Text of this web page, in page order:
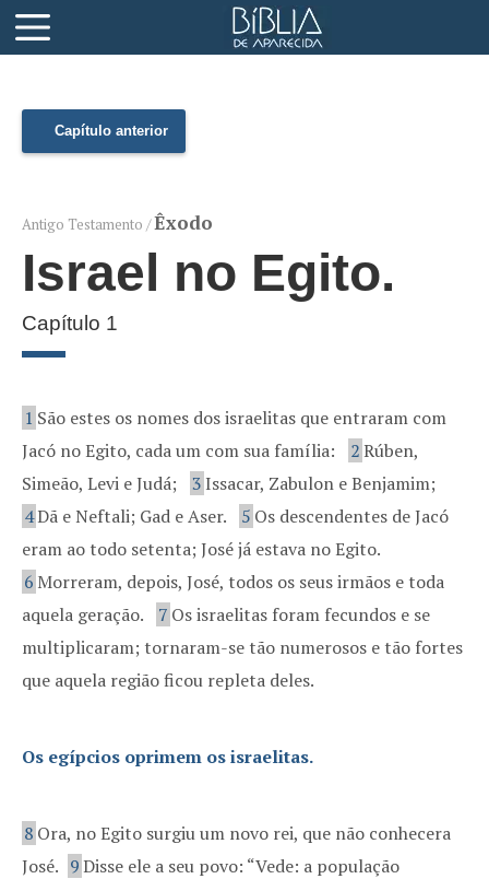
Capítulo anterior
Antigo Testamento /Êxodo
Israel no Egito.
Capítulo 1
1 São estes os nomes dos israelitas que entraram com
Jacó no Egito, cada um com sua família:
2Rúben,
Simeão, Levi e Judá;
3Issacar, Zabulon e Benjamim;
4Dã e Neftali; Gad e Aser. 5 Os descendentes de Jacó
eram ao todo setenta; José já estava no Egito.
6 Morreram, depois, José, todos os seus irmãos e toda
aquela geração.
7 Os israelitas foram fecundos e se
multiplicaram; tornaram-se tão numerosos e tão fortes
que aquela região ficou repleta deles.
Os egípcios oprimem os israelitas.
8 Ora, no Egito surgiu um novo rei, que não conhecera
José. 9Disse ele a seu povo: “Vede: a população